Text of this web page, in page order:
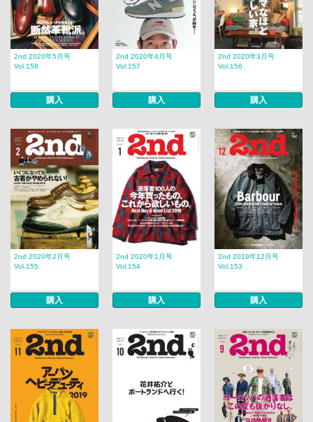
2nd 2020年5月号
Vol.158
購入
2nd 2020年4月号
Vol.157
購入
2nd 2020年3月号
Vol.156
購入
2nd 2020年2月号
Vol.155
購入
2nd 2020年1月号
Vol.154
購入
2nd 2019年12月号
Vol.153
購入